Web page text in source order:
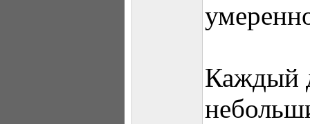
Каждый